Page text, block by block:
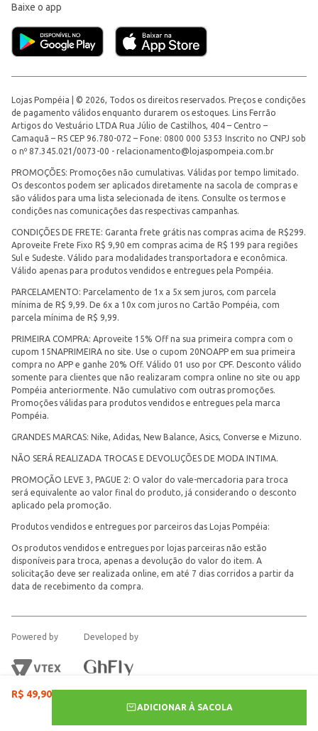
R$ 49,90
ADICIONAR À SACOLA
Baixe o app
Lojas Pompéia | © 2026, Todos os direitos reservados. Preços e condições
de pagamento válidos enquanto durarem os estoques. Lins Ferrão
Artigos do Vestuário LTDA Rua Júlio de Castilhos, 404 – Centro –
Camaquã – RS CEP 96.780-072 – Fone: 0800 000 5353 Inscrito no CNPJ sob
o nº 87.345.021/0073-00 - relacionamento@lojaspompeia.com.br
PROMOÇÕES: Promoções não cumulativas. Válidas por tempo limitado.
Os descontos podem ser aplicados diretamente na sacola de compras e
são válidos para uma lista selecionada de itens. Consulte os termos e
condições nas comunicações das respectivas campanhas.
CONDIÇÕES DE FRETE: Garanta frete grátis nas compras acima de R$299.
Aproveite Frete Fixo R$ 9,90 em compras acima de R$ 199 para regiões
Sul e Sudeste. Válido para modalidades transportadora e econômica.
Válido apenas para produtos vendidos e entregues pela Pompéia.
PARCELAMENTO: Parcelamento de 1x a 5x sem juros, com parcela
mínima de R$ 9,99. De 6x a 10x com juros no Cartão Pompéia, com
parcela mínima de R$ 9,99.
PRIMEIRA COMPRA: Aproveite 15% Off na sua primeira compra com o
cupom 15NAPRIMEIRA no site. Use o cupom 20NOAPP em sua primeira
compra no APP e ganhe 20% Off. Válido 01 uso por CPF. Desconto válido
somente para clientes que não realizaram compra online no site ou app
Pompéia anteriormente. Não cumulativo com outras promoções.
Promoções válidas para produtos vendidos e entregues pela marca
Pompéia.
GRANDES MARCAS: Nike, Adidas, New Balance, Asics, Converse e Mizuno.
NÃO SERÁ REALIZADA TROCAS E DEVOLUÇÕES DE MODA INTIMA.
PROMOÇÃO LEVE 3, PAGUE 2: O valor do vale-mercadoria para troca
será equivalente ao valor final do produto, já considerando o desconto
aplicado pela promoção.
Produtos vendidos e entregues por parceiros das Lojas Pompéia:
Os produtos vendidos e entregues por lojas parceiras não estão
disponíveis para troca, apenas a devolução do valor do item. A
solicitação deve ser realizada online, em até 7 dias corridos a partir da
data de recebimento da compra.
Powered by Developed by